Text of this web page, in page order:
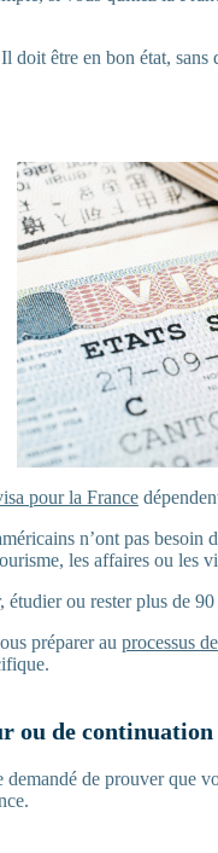
doit être en bon état,
pour la France
n’ont pas besoin
les affaires ou les
étudier ou rester plus de
préparer au processus
ou de continuation
de prouver que